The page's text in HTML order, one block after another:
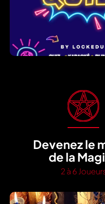
Devenez le
de la
2 à 6